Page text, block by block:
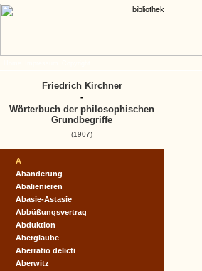
A
Abänderung
Abalienieren
Abasie-Astasie
Abbüßungsvertrag
Abduktion
Aberglaube
Aberratio delicti
Aberwitz
Friedrich Kirchner
-
Wörterbuch der philosophischen
Grundbegriffe
(1907)